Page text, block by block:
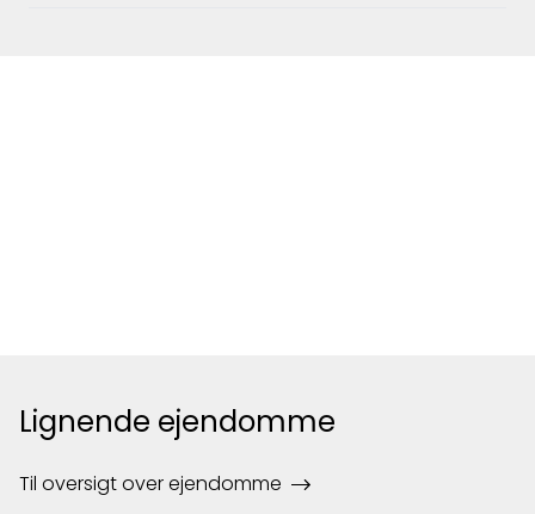
Lignende ejendomme
Til oversigt over ejendomme